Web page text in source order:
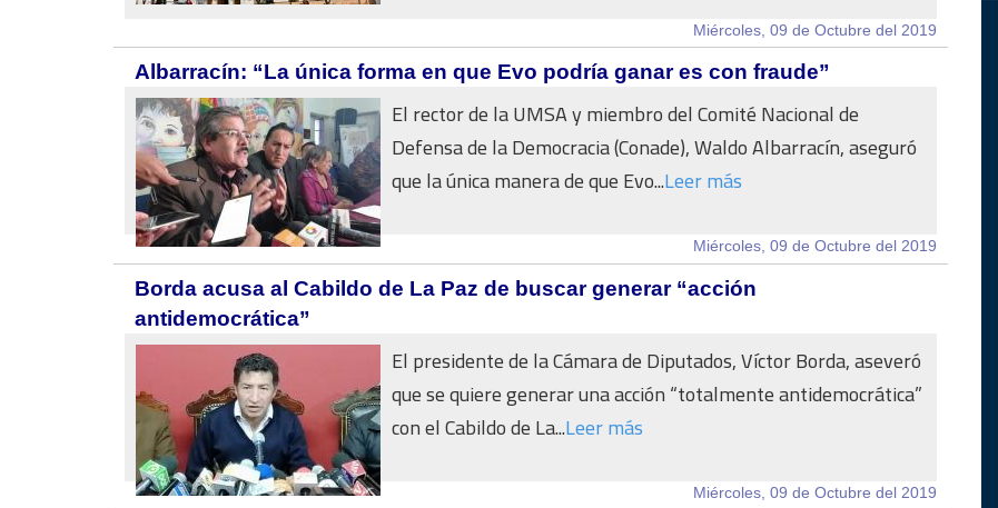
Miércoles, 09 de Octubre del 2019
Albarracín: “La única forma en que Evo podría ganar es con fraude”
El rector de la UMSA y miembro del Comité Nacional de
Defensa de la Democracia (Conade), Waldo Albarracín, aseguró
que la única manera de que Evo...Leer más
Miércoles, 09 de Octubre del 2019
Borda acusa al Cabildo de La Paz de buscar generar “acción
antidemocrática”
El presidente de la Cámara de Diputados, Víctor Borda, aseveró
que se quiere generar una acción “totalmente antidemocrática”
con el Cabildo de La...Leer más
Miércoles, 09 de Octubre del 2019